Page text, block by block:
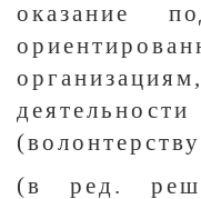
оказание
(в ред.